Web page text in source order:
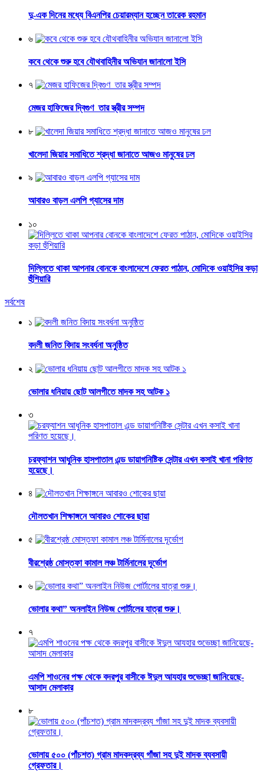
দু-এক দিনের মধ্যে বিএনপির চেয়ারম্যান হচ্ছেন তারেক রহমান
৬
কবে থেকে শুরু হবে যৌথবাহিনীর অভিযান জানালো ইসি
৭
মেজর হাফিজের দ্বিগুণ তার স্ত্রীর সম্পদ
৮
খালেদা জিয়ার সমাধিতে শ্রদ্ধা জানাতে আজও মানুষের ঢল
৯
আবারও বাড়ল এলপি গ্যাসের দাম
১০
দিল্লিতে থাকা আপনার বোনকে বাংলাদেশে ফেরত পাঠান, মোদিকে ওয়াইসির কড়া
হুঁশিয়ারি
সর্বশেষ
১
বদলী জনিত বিদায় সংবর্ধনা অনুষ্ঠিত
২
ভোলার ধনিয়ায় ছোট আলগীতে মাদক সহ আটক ১
৩
চরফ্যাশন আধুনিক হাসপাতাল এন্ড ডায়াগনিষ্টিক সেন্টার এখন কসাই খানা পরিণত
হয়েছে।
৪
দৌলতখান শিক্ষাঙ্গনে আবারও শোকের ছায়া
৫
বীরশ্রেষ্ঠ মোস্তফা কামাল লঞ্চ টার্মিনালের দূর্ভোগ
৬
ভোলার কথা” অনলাইন নিউজ পোর্টালের যাত্রা শুরু।
৭
এমপি শাওনের পক্ষ থেকে বদরপুর বাসীকে ঈদুল আযহার শুভেচ্ছা জানিয়েছে-
আসাদ মেলাকার
৮
ভোলায় ৫০০ (পাঁচশত) গ্রাম মাদকদ্রব্য গাঁজা সহ দুই মাদক ব্যবসায়ী
গ্রেফতার।